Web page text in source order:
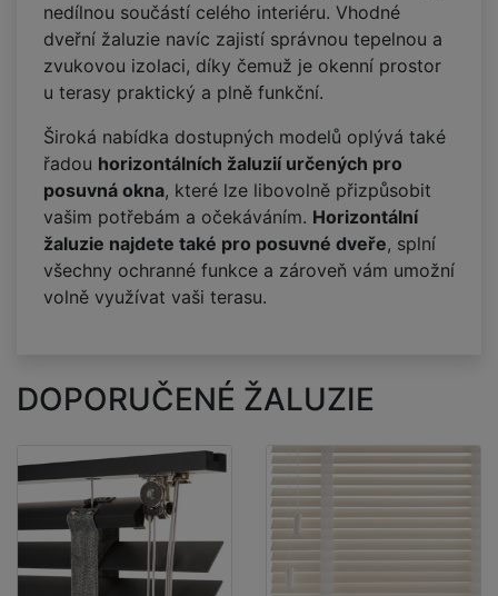
nedílnou součástí celého interiéru. Vhodné
dveřní žaluzie navíc zajistí správnou tepelnou a
zvukovou izolaci, díky čemuž je okenní prostor
u terasy praktický a plně funkční.
Široká nabídka dostupných modelů oplývá také
řadou horizontálních žaluzií určených pro
posuvná okna, které lze libovolně přizpůsobit
vašim potřebám a očekáváním. Horizontální
žaluzie najdete také pro posuvné dveře, splní
všechny ochranné funkce a zároveň vám umožní
volně využívat vaši terasu.
DOPORUČENÉ ŽALUZIE